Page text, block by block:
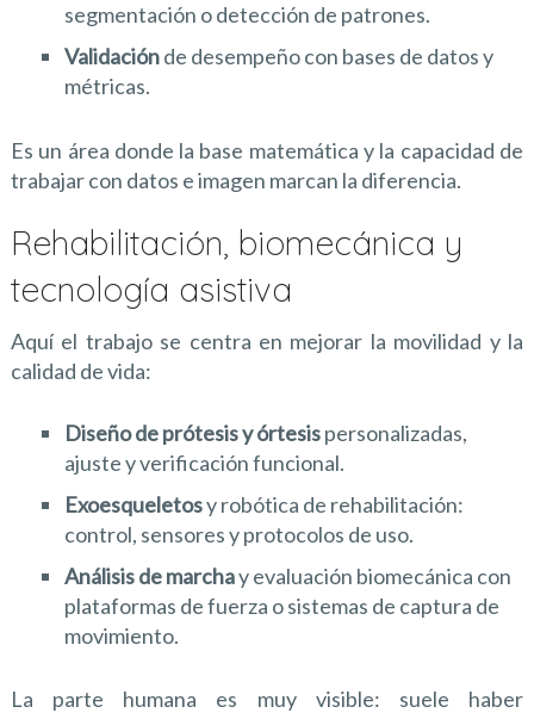
segmentación o detección de patrones.
Validaciónde desempeño con bases de datos y
métricas.
Es un área donde la base matemática y la capacidad de
trabajar con datos e imagen marcan la diferencia.
Rehabilitación, biomecánica y
tecnología asistiva
Aquí el trabajo se centra en mejorar la movilidad y la
calidad de vida:
Diseño de prótesis y órtesispersonalizadas,
ajuste y verificación funcional.
Exoesqueletosy robótica de rehabilitación:
control, sensores y protocolos de uso.
Análisis de marchay evaluación biomecánica con
plataformas de fuerza o sistemas de captura de
movimiento.
La parte humana es muy visible: suele haber